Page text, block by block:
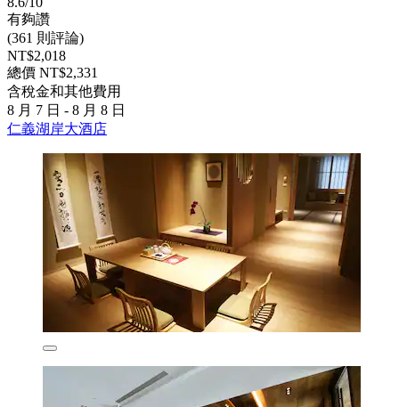
有夠讚
(361 則評論)
NT$2,018
總價 NT$2,331
含稅金和其他費用
8 月 7 日 - 8 月 8 日
仁義湖岸大酒店